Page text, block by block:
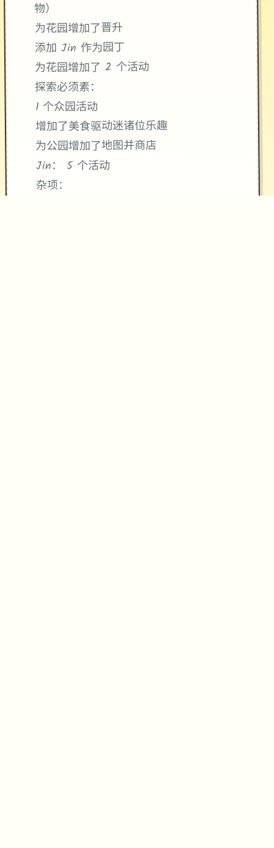
物）
为花园增加了晋升
添加 Jin 作为园丁
为花园增加了 2 个活动
探索必须素：
1 个众园活动
增加了美食驱动迷诸位乐趣
为公园增加了地图并商店
Jin： 5 个活动
杂项：